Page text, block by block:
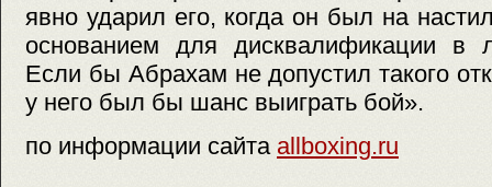
явно ударил его, когда он был на
основанием для дисквалификации
Если бы Абрахам не допустил такого
у него был бы шанс выиграть бой».
по информации сайта allboxing.ru